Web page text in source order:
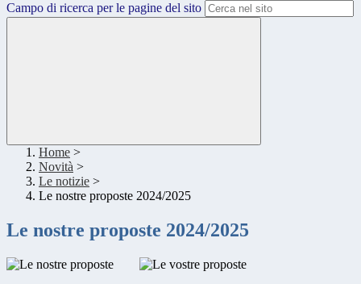
Campo di ricerca per le pagine del sito
Home >
Novità >
Le notizie >
Le nostre proposte 2024/2025
Le nostre proposte 2024/2025